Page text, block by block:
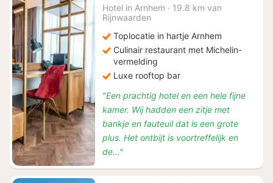
€
Hotel in Arnhem · 19.8 km van
Rijnwaarden
Toplocatie in hartje Arnhem
Culinair restaurant met Michelin-
vermelding
Luxe rooftop bar
"Een prachtig hotel en een hele fijne
kamer. Wij hadden een zitje met
bankje en fauteuil dat is een grote
plus. Het ontbijt is voortreffelijk en
de..."